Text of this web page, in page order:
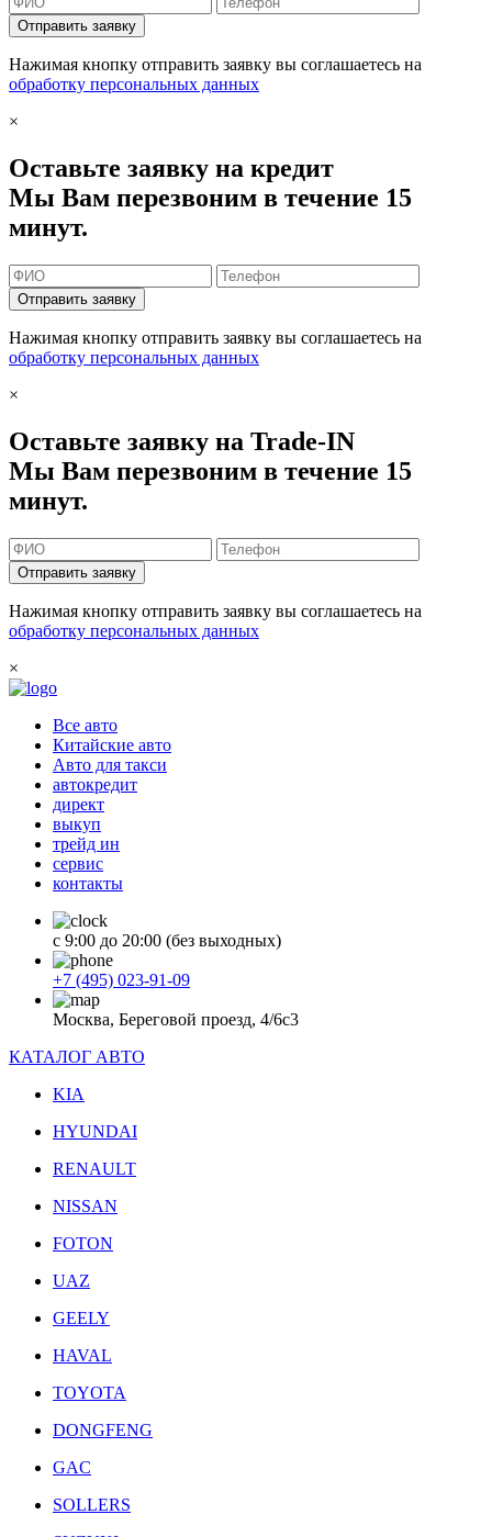
Отправить заявку
Нажимая кнопку отправить заявку вы соглашаетесь на
обработку персональных данных
×
Оставьте заявку на кредит
Мы Вам перезвоним в течение 15
минут.
Отправить заявку
Нажимая кнопку отправить заявку вы соглашаетесь на
обработку персональных данных
×
Оставьте заявку на Trade-IN
Мы Вам перезвоним в течение 15
минут.
Отправить заявку
Нажимая кнопку отправить заявку вы соглашаетесь на
обработку персональных данных
×
Все авто
Китайские авто
Авто для такси
автокредит
директ
выкуп
трейд ин
сервис
контакты
с 9:00 до 20:00 (без выходных)
+7 (495) 023-91-09
Москва, Береговой проезд, 4/6с3
КАТАЛОГ АВТО
KIA
HYUNDAI
RENAULT
NISSAN
FOTON
UAZ
GEELY
HAVAL
TOYOTA
DONGFENG
GAC
SOLLERS